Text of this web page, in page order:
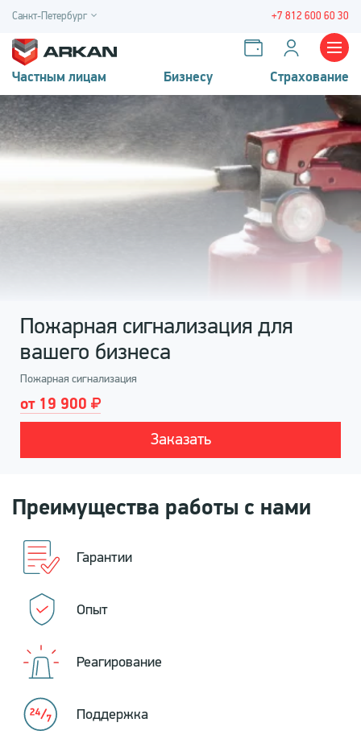
Санкт-Петербург +7 812 600 60 30
Частным лицам Бизнесу Страхование
Пожарная сигнализация для
вашего бизнеса
Пожарная сигнализация
от 19 900
Заказать
Преимущества работы с нами
Гарантии
Опыт
Реагирование
Поддержка